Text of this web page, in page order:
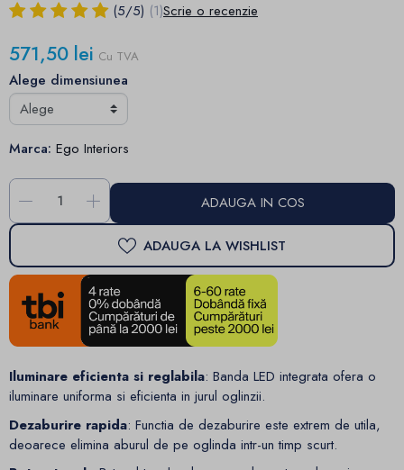
(5/5) (1)Scrie o recenzie
571,50 lei Cu TVA
Alege dimensiunea
Marca: Ego Interiors
- + ADAUGA IN COS
ADAUGA LA WISHLIST
Iluminare eficienta si reglabila: Banda LED integrata ofera o
iluminare uniforma si eficienta in jurul oglinzii.
Dezaburire rapida: Functia de dezaburire este extrem de utila,
deoarece elimina aburul de pe oglinda intr-un timp scurt.